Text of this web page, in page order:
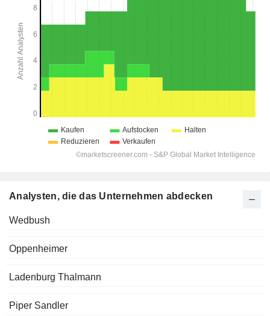
Analysten, die das Unternehmen abdecken
Wedbush
Oppenheimer
Ladenburg Thalmann
Piper Sandler